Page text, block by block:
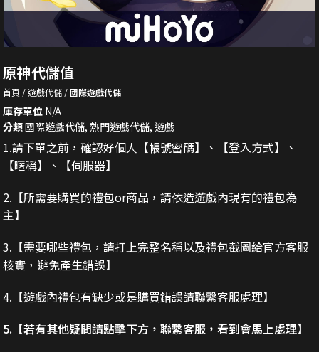
原神代儲值
首頁 遊戲代儲 國際遊戲代儲
庫存單位 N/A
分類國際遊戲代儲, 熱門遊戲代儲, 遊戲
1.請下單之前，確認好個人【帳號密碼】、【登入方式】、
【暱稱】、【伺服器】
2. 【所需要購買的禮包or商品，請依造遊戲內現有的禮包為
主】
3. 【需要哪些禮包，請打上完整名稱以及禮包截圖給官方客服
核實，避免產生錯誤】
4.【遊戲內禮包有缺少或是購買錯誤請聯繫客服處理】
5.【若有其他疑問請點擊下方，聯繫客服，看到會馬上處理】